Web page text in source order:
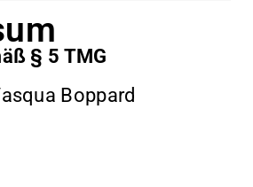
§ 5 TMG
Boppard